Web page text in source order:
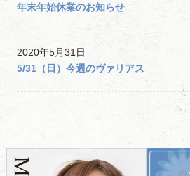
年末年始休業のお知らせ
2020年5月31日
5/31（日）今週のヴァリアス